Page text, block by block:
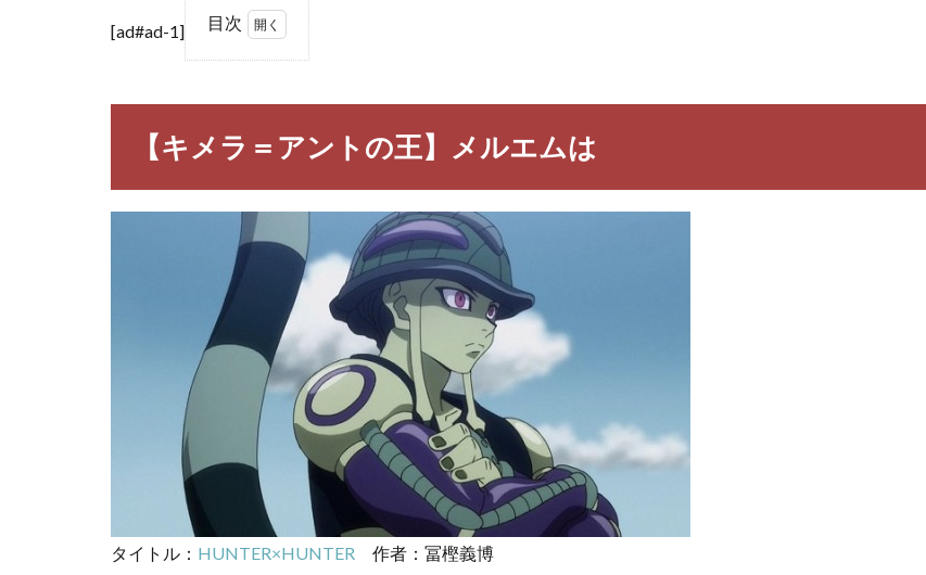
[ad#ad-1] 目次
メラ
ント
王】
メル
【ハ
ンタ
メル
名セ
【キメラ＝アントの王】メルエムは
タイトル： HUNTER×HUNTER 作者：冨樫義博